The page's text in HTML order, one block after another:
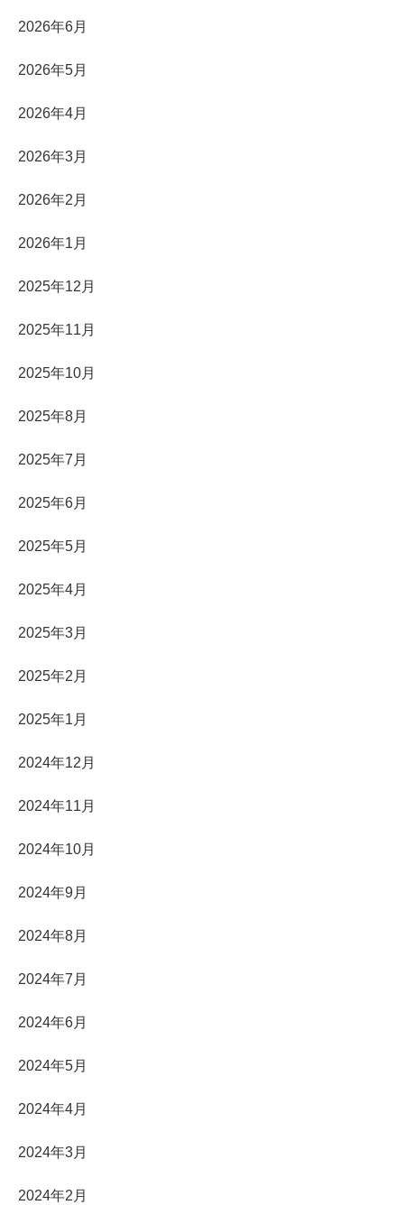
2026年6月
2026年5月
2026年4月
2026年3月
2026年2月
2026年1月
2025年12月
2025年11月
2025年10月
2025年8月
2025年7月
2025年6月
2025年5月
2025年4月
2025年3月
2025年2月
2025年1月
2024年12月
2024年11月
2024年10月
2024年9月
2024年8月
2024年7月
2024年6月
2024年5月
2024年4月
2024年3月
2024年2月